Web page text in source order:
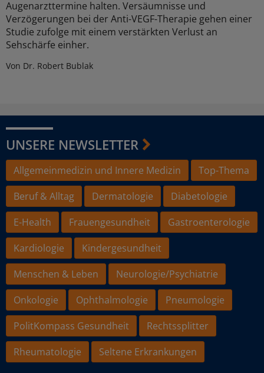
Augenarzttermine halten. Versäumnisse und
Verzögerungen bei der Anti-VEGF-Therapie gehen einer
Studie zufolge mit einem verstärkten Verlust an
Sehschärfe einher.
Von Dr. Robert Bublak
UNSERE NEWSLETTER
Allgemeinmedizin und Innere Medizin
Top-Thema
Beruf & Alltag
Dermatologie
Diabetologie
E-Health
Frauengesundheit
Gastroenterologie
Kardiologie
Kindergesundheit
Menschen & Leben
Neurologie/Psychiatrie
Onkologie
Ophthalmologie
Pneumologie
PolitKompass Gesundheit
Rechtssplitter
Rheumatologie
Seltene Erkrankungen